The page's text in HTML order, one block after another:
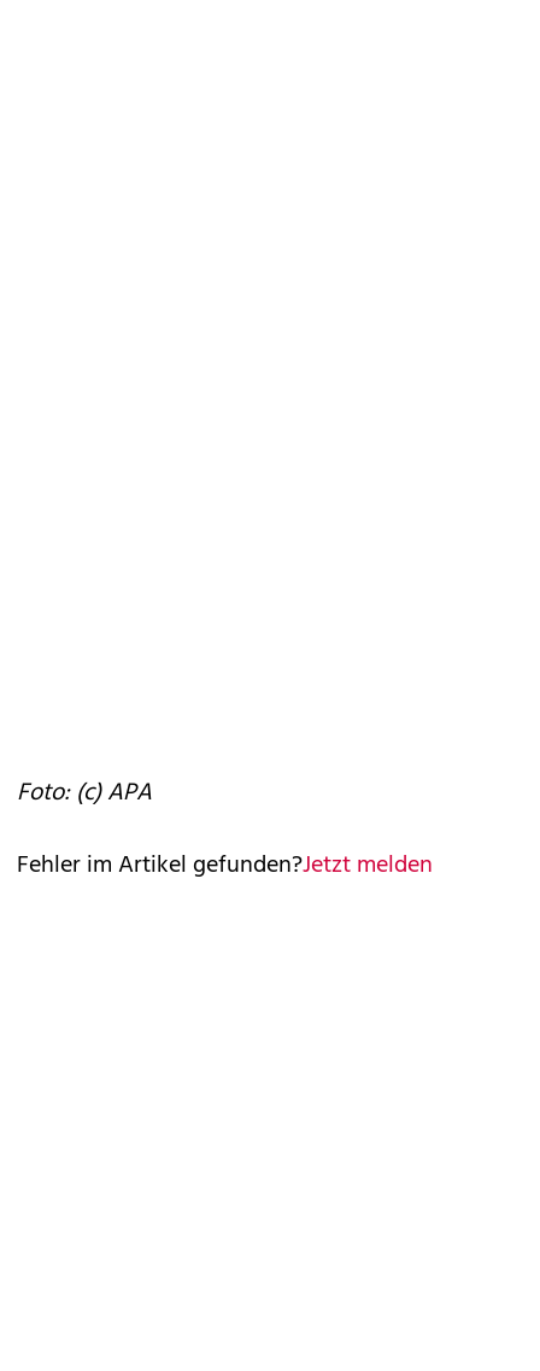
Foto: (c) APA
Fehler im Artikel gefunden?Jetzt melden